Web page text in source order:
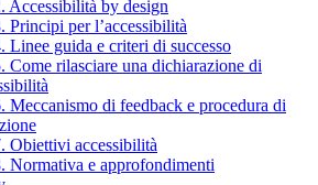
Accessibilità by design
Principi per l’accessibilità
Linee guida e criteri di successo
Come rilasciare una dichiarazione di
Meccanismo di feedback e procedura di
Obiettivi accessibilità
Normativa e approfondimenti